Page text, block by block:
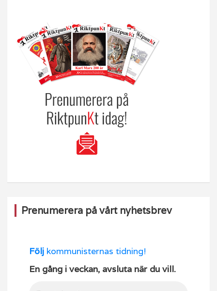
Prenumerera på vårt nyhetsbrev
Följ kommunisternas tidning!
En gång i veckan, avsluta när du vill.